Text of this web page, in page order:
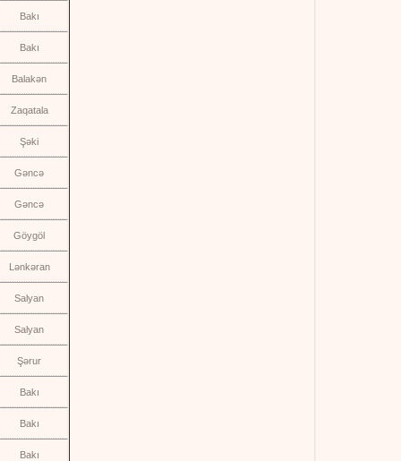
Bakı
Bakı
Balakən
Zaqatala
Şəki
Gəncə
Gəncə
Göygöl
Lənkəran
Salyan
Salyan
Şərur
Bakı
Bakı
Bakı